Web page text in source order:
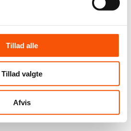
Tillad alle
Tillad valgte
Afvis